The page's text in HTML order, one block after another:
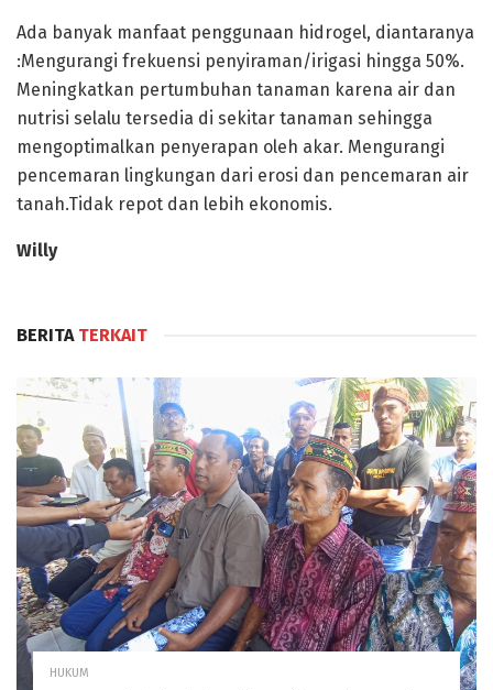
Ada banyak manfaat penggunaan hidrogel, diantaranya
:Mengurangi frekuensi penyiraman/irigasi hingga 50%.
Meningkatkan pertumbuhan tanaman karena air dan
nutrisi selalu tersedia di sekitar tanaman sehingga
mengoptimalkan penyerapan oleh akar. Mengurangi
pencemaran lingkungan dari erosi dan pencemaran air
tanah.Tidak repot dan lebih ekonomis.
Willy
BERITATERKAIT
HUKUM